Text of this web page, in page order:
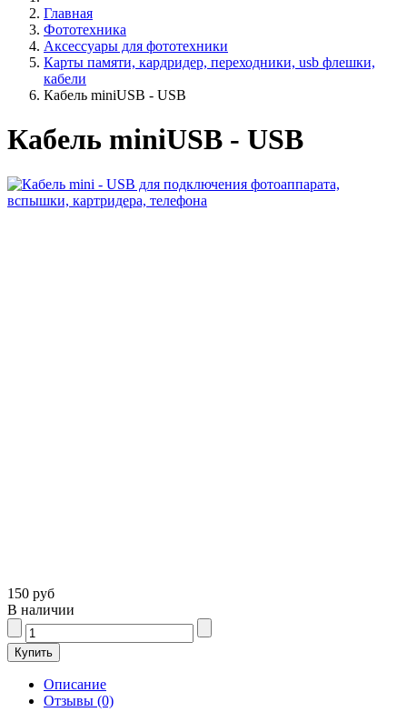
Главная
Фототехника
Аксессуары для фототехники
Карты памяти, кардридер, переходники, usb флешки,
кабели
Кабель miniUSB - USB
Кабель miniUSB - USB
150 руб
В наличии
Описание
Отзывы (0)